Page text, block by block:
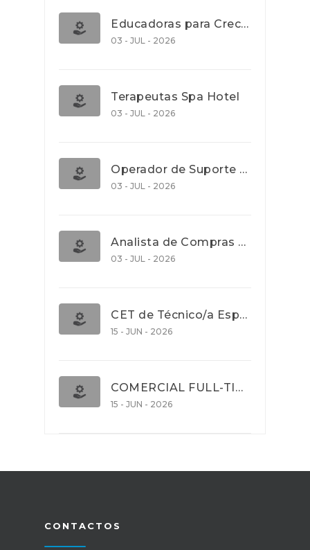
Educadoras para Creche e J.I., Lisboa
03 - JUL - 2026
Terapeutas Spa Hotel
03 - JUL - 2026
Operador de Suporte Operacional
03 - JUL - 2026
Analista de Compras e Contratos (Banca)
03 - JUL - 2026
CET de Técnico/a Especialista em Comércio Internacional (Nível 5)
15 - JUN - 2026
COMERCIAL FULL-TIME
15 - JUN - 2026
CONTACTOS